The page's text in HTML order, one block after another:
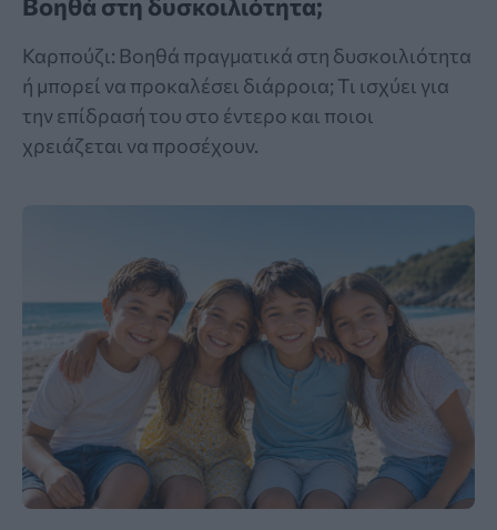
Καρπούζι: Βοηθά πραγματικά στη δυσκοιλιότητα
ή μπορεί να προκαλέσει διάρροια; Τι ισχύει για
την επίδρασή του στο έντερο και ποιοι
χρειάζεται να προσέχουν.